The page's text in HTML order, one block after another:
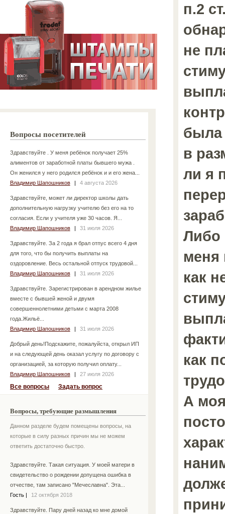
Вопросы посетителей
Здравствуйте . У меня ребёнок получает 25%
алиментов от заработной платы бывшего мужа .
Он женился у него родился ребёнок и и его жена...
Владимир Шапошников
| 4 августа 2026
Здравствуйте, может ли директор школы дать
дополнительную нагрузку учителю без его на то
согласия. Если у учителя уже 30 часов. Я...
Владимир Шапошников
| 31 июля 2026
Здравствуйте. За 2 года я брал отпус всего 4 дня
для того, что бы получить выплаты на
оздоровление. Весь остальной отпуск трудовой...
Владимир Шапошников
| 31 июля 2026
Здравствуйте. Зарегистрирован в арендном жилье
вместе с бывшей женой и двумя
совершеннолетними детьми с марта 2008
года.Жильё...
Владимир Шапошников
| 31 июля 2026
Добрый день!Подскажите, пожалуйста, открыл ИП
и на следующей день оказал услугу по договору с
организацией, за которую получил оплату...
Владимир Шапошников
| 27 июля 2026
Все вопросы Задать вопрос
Вопросы, требующие размышления
Данном разделе будем помещены вопросы, на
которые в силу разных причин мы не можем
ответить достаточно быстро.
Здравствуйте. Такая ситуация. У моей матери в
свидетельство о рождении допущена ошибка в
отчестве, там записано "Мечеславна". Эта...
Гость
12 октября 2018
Здравствуйте. Пару дней назад ко мне домой
п.2
не
была
в
ли я
Либо
меня
как
как
А